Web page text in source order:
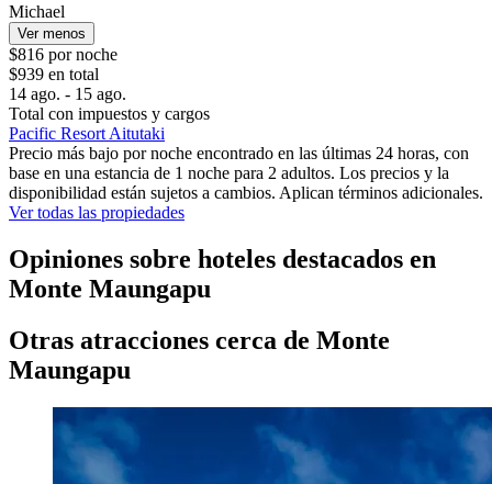
Michael
Ver menos
$816 por noche
$939 en total
14 ago. - 15 ago.
Total con impuestos y cargos
Pacific Resort Aitutaki
Precio más bajo por noche encontrado en las últimas 24 horas, con
base en una estancia de 1 noche para 2 adultos. Los precios y la
disponibilidad están sujetos a cambios. Aplican términos adicionales.
Ver todas las propiedades
Opiniones sobre hoteles destacados en
Monte Maungapu
Otras atracciones cerca de Monte
Maungapu